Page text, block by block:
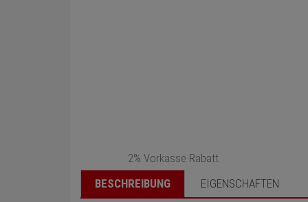
2% Vorkasse Rabatt
BESCHREIBUNG
EIGENSCHAFTEN